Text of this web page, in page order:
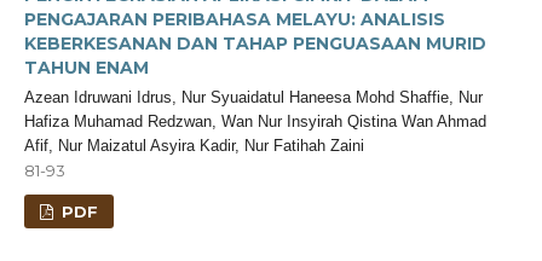
PENGAJARAN PERIBAHASA MELAYU: ANALISIS
KEBERKESANAN DAN TAHAP PENGUASAAN MURID
TAHUN ENAM
Azean Idruwani Idrus, Nur Syuaidatul Haneesa Mohd Shaffie, Nur
Hafiza Muhamad Redzwan, Wan Nur Insyirah Qistina Wan Ahmad
Afif, Nur Maizatul Asyira Kadir, Nur Fatihah Zaini
81-93
PDF